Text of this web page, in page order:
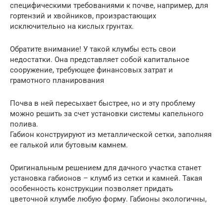
специфическими требованиями к почве, например, для
гортензий и хвойников, произрастающих
исключительно на кислых грунтах.
Обратите внимание! У такой клумбы есть свои
недостатки. Она представляет собой капитальное
сооружение, требующее финансовых затрат и
грамотного планирования
Почва в ней пересыхает быстрее, но и эту проблему
можно решить за счет установки системы капельного
полива.
Габион конструируют из металлической сетки, заполняя
ее галькой или бутовым камнем.
Оригинальным решением для дачного участка станет
установка габионов – клумб из сетки и камней. Такая
особенность конструкции позволяет придать
цветочной клумбе любую форму. Габионы экологичны,